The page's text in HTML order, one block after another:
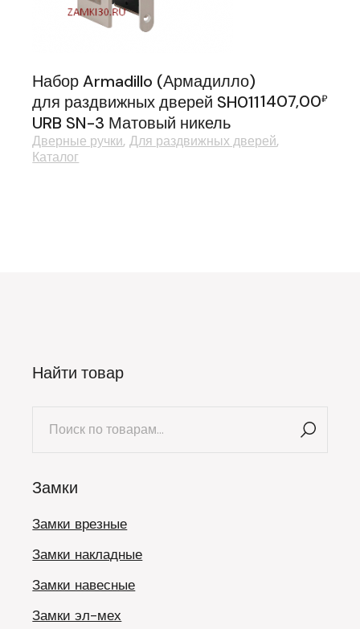
Набор Armadillo (Армадилло)
для раздвижных дверей SH011
URB SN-3 Матовый никель
1407,00₽
Дверные ручки Для раздвижных дверей
Каталог
Найти товар
Замки
Замки врезные
Замки накладные
Замки навесные
Замки эл-мех